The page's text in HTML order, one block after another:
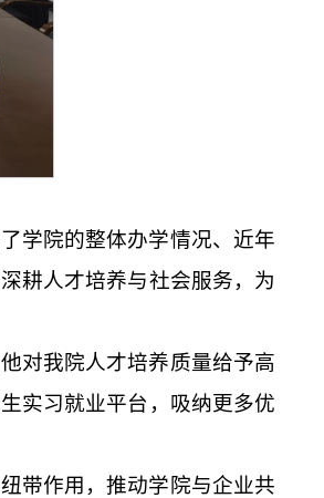
学院的整体办学情况、近年
耕人才培养与社会服务，为
对我院人才培养质量给予高
实习就业平台，吸纳更多优
带作用，推动学院与企业共